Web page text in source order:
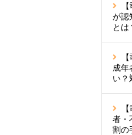
が認
とは
成年
い？
者・
割の